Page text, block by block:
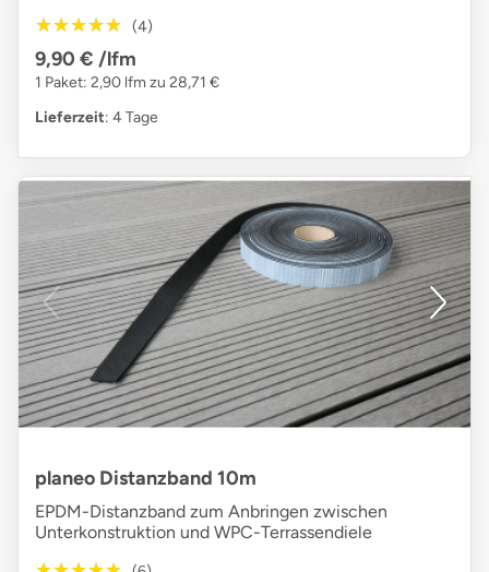
★★★★★
★★★★★ (4)
9,90 € /lfm
1 Paket: 2,90 lfm zu 28,71 €
Lieferzeit: 4 Tage
planeo Distanzband 10m
EPDM-Distanzband zum Anbringen zwischen
Unterkonstruktion und WPC-Terrassendiele